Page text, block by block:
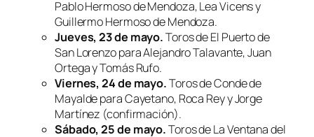
Pablo Hermoso de Mendoza, Lea Vicens y
Guillermo Hermoso de Mendoza.
Jueves, 23 de mayo.Toros de El Puerto de
San Lorenzo para Alejandro Talavante, Juan
Ortega y Tomás Rufo.
Viernes, 24 de mayo.Toros de Conde de
Mayalde para Cayetano, Roca Rey y Jorge
Martínez (confirmación).
Sábado, 25 de mayo.Toros de La Ventana del